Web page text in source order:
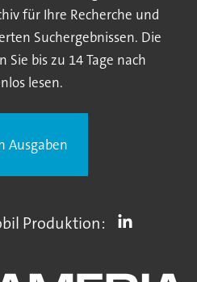
für Ihre Recherche und
Suchergebnissen. Die
Sie bis zu 14 Tage nach
lesen.
Ausgaben
Produktion: